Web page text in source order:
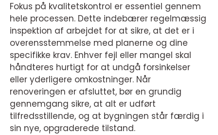
Fokus på kvalitetskontrol er essentiel gennem
hele processen. Dette indebærer regelmæssig
inspektion af arbejdet for at sikre, at det er i
overensstemmelse med planerne og dine
specifikke krav. Enhver fejl eller mangel skal
håndteres hurtigt for at undgå forsinkelser
eller yderligere omkostninger. Når
renoveringen er afsluttet, bør en grundig
gennemgang sikre, at alt er udført
tilfredsstillende, og at bygningen står færdig i
sin nye, opgraderede tilstand.